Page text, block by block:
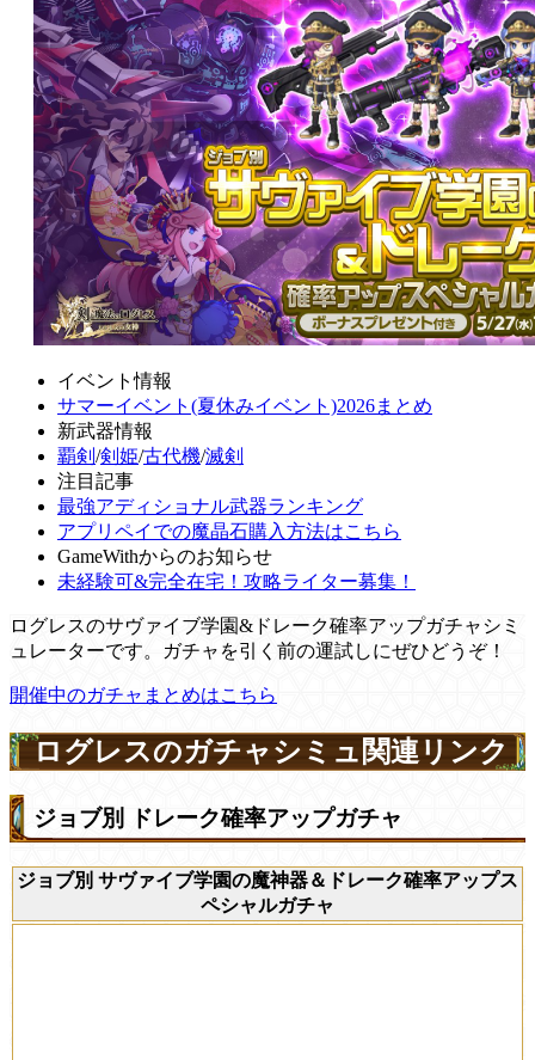
イベント情報
サマーイベント(夏休みイベント)2026まとめ
新武器情報
覇剣 /剣姫/古代機/滅剣
注目記事
最強アディショナル武器ランキング
アプリペイでの魔晶石購入方法はこちら
GameWithからのお知らせ
未経験可&完全在宅！攻略ライター募集！
ログレスのサヴァイブ学園&ドレーク確率アップガチャシミ
ュレーターです。ガチャを引く前の運試しにぜひどうぞ！
開催中のガチャまとめはこちら
ログレスのガチャシミュ関連リンク
ジョブ別 ドレーク確率アップガチャ
ジョブ別 サヴァイブ学園の魔神器＆ドレーク確率アップス
ペシャルガチャ